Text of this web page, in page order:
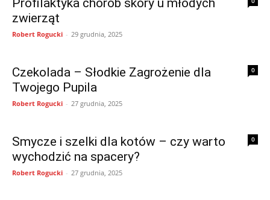
Profilaktyka chorób skóry u młodych
zwierząt
Robert Rogucki - 29 grudnia, 2025
0
Czekolada – Słodkie Zagrożenie dla
Twojego Pupila
Robert Rogucki - 27 grudnia, 2025
0
Smycze i szelki dla kotów – czy warto
wychodzić na spacery?
Robert Rogucki - 27 grudnia, 2025